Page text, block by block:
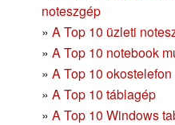
noteszgép
» A Top 10 üzleti
» A Top 10 notebook
» A Top 10
» A Top 10 táblagép
» A Top 10 Windows